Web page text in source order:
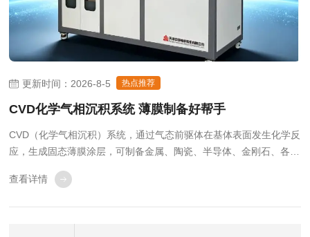
更新时间：2026-8-5 热点推荐
CVD化学气相沉积系统 薄膜制备好帮手
CVD（化学气相沉积）系统，通过气态前驱体在基体表面发生化学反
应，生成固态薄膜涂层，可制备金属、陶瓷、半导体、金刚石、各类
材料、航空航天、科研高校等领域。1.半导体与微电子行业芯片制造
查看详情